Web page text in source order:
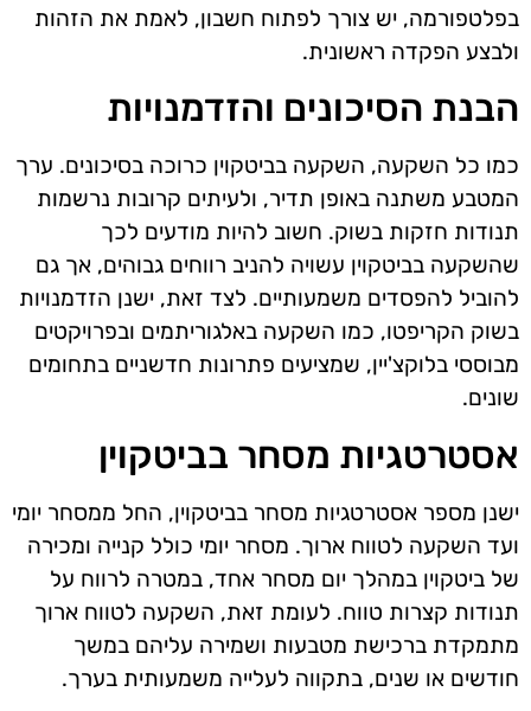
בפלטפורמה, יש צורך לפתוח חשבון, לאמת את הזהות
ולבצע הפקדה ראשונית.
הבנת הסיכונים והזדמנויות
כמו כל השקעה, השקעה בביטקוין כרוכה בסיכונים. ערך
המטבע משתנה באופן תדיר, ולעיתים קרובות נרשמות
תנודות חזקות בשוק. חשוב להיות מודעים לכך
שהשקעה בביטקוין עשויה להניב רווחים גבוהים, אך גם
להוביל להפסדים משמעותיים. לצד זאת, ישנן הזדמנויות
בשוק הקריפטו, כמו השקעה באלגוריתמים ובפרויקטים
מבוססי בלוקצ'יין, שמציעים פתרונות חדשניים בתחומים
שונים.
אסטרטגיות מסחר בביטקוין
ישנן מספר אסטרטגיות מסחר בביטקוין, החל ממסחר יומי
ועד השקעה לטווח ארוך. מסחר יומי כולל קנייה ומכירה
של ביטקוין במהלך יום מסחר אחד, במטרה לרווח על
תנודות קצרות טווח. לעומת זאת, השקעה לטווח ארוך
מתמקדת ברכישת מטבעות ושמירה עליהם במשך
חודשים או שנים, בתקווה לעלייה משמעותית בערך.